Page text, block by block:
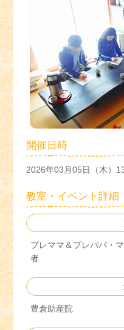
開催日時
2026年03月05日（木）
教室・イベント詳細
プレママ＆プレパパ・
者
豊倉助産院